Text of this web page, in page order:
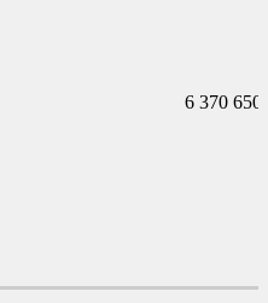
6 370 650